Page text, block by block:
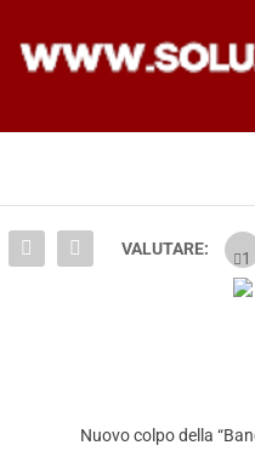
VALUTARE:
Nuovo colpo della